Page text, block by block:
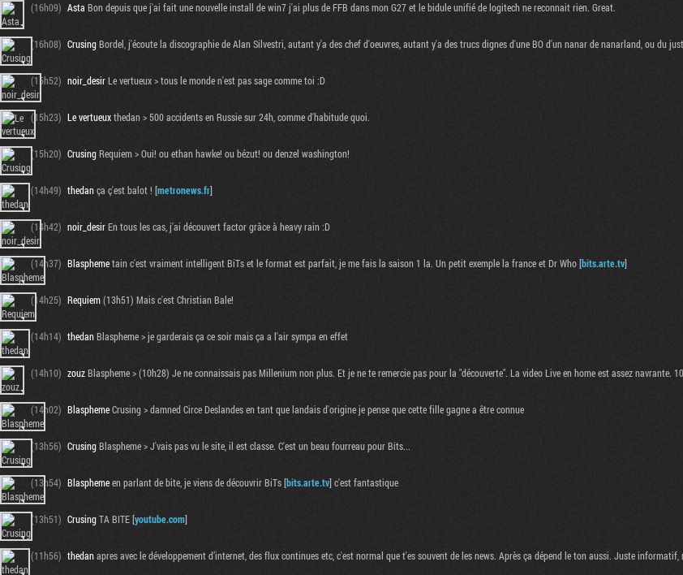
(16h09) Asta Bon depuis que j'ai fait une nouvelle install de win7 j'ai plus de FFB dans mon G27 et le bidule unifié de logitech ne reconnait rien. Great.
(16h08) CrusingBordel, j'écoute la discographie de Alan Silvestri, autant y'a des chef d'oeuvres, autant y'a des trucs dignes d'une BO d'un nanar de nanarland, ou du
(15h52) noir_desirLe vertueux > tous le monde n'est pas sage comme toi :D
(15h23) Le vertueuxthedan > 500 accidents en Russie sur 24h, comme d'habitude quoi.
(15h20) CrusingRequiem > Oui! ou ethan hawke! ou bézut! ou denzel washington!
(14h49) thedança ç'est balot ! [metronews.fr]
(14h42) noir_desirEn tous les cas, j'ai découvert factor grâce à heavy rain :D
(14h37) Blasphemetain c'est vraiment intelligent BiTs et le format est parfait, je me fais la saison 1 la. Un petit exemple la france et Dr Who [bits.arte.tv]
(14h25) Requiem(13h51) Mais c'est Christian Bale!
(14h14) thedanBlaspheme > je garderais ça ce soir mais ça a l'air sympa en effet
(14h10) zouzBlaspheme > (10h28) Je ne connaissais pas Millenium non plus. Et je ne te remercie pas pour la "découverte". La video Live en home est assez navrante.
(14h02) BlasphemeCrusing > damned Circe Deslandes en tant que landais d'origine je pense que cette fille gagne a être connue
(13h56) CrusingBlaspheme > J'vais pas vu le site, il est classe. C'est un beau fourreau pour Bits...
(13h54) Blasphemeen parlant de bite, je viens de découvrir BiTs [bits.arte.tv] c'est fantastique
(13h51) CrusingTA BITE [youtube.com]
(11h56) thedanapres avec le développement d’internet, des flux continues etc, c'est normal que t'es souvent de les news. Après ça dépend le ton aussi. Juste